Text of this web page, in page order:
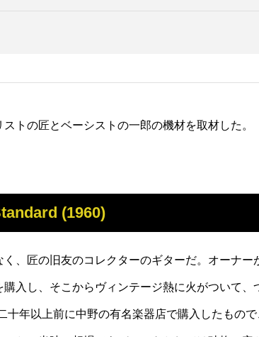
トの匠とベーシストの一郎の機材を取材した。
(1960)
、匠の旧友のコレクターのギターだ。オーナー
入し、そこからヴィンテージ熱に火がついて、
十年以上前に中野の有名楽器店で購入したもの